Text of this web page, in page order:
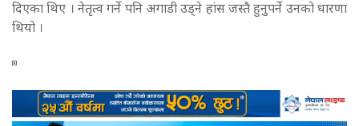
दिएका थिए । नेतृत्व गर्ने पनि अगाडी उड्ने हांस जस्तै हुनुपर्ने उनको धारणा
थियो ।